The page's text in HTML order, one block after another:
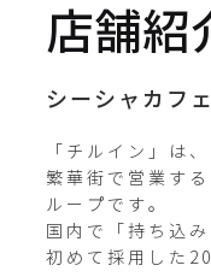
店舗紹
シーシャカフ
「チルイン」は
繁華街で営業す
ループです。
国内で「持ち込
初めて採用した